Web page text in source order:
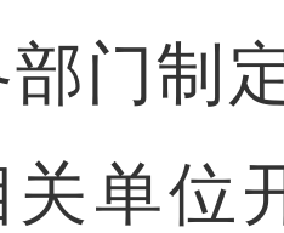
部门制
关单位